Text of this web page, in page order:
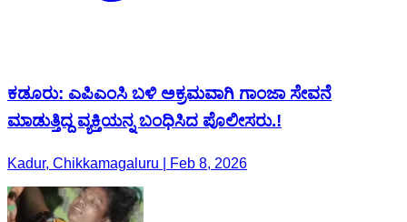
ಕಡೂರು: ಎಪಿಎಂಸಿ ಬಳಿ ಅಕ್ರಮವಾಗಿ ಗಾಂಜಾ ಸೇವನೆ
ಮಾಡುತ್ತಿದ್ದ ವ್ಯಕ್ತಿಯನ್ನ ಬಂಧಿಸಿದ ಪೊಲೀಸರು.!
Kadur, Chikkamagaluru | Feb 8, 2026